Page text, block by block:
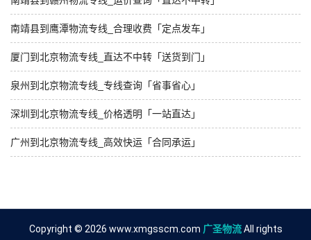
南靖县到鹰潭物流专线_合理收费「定点发车」
厦门到北京物流专线_直达不中转「送货到门」
泉州到北京物流专线_专线查询「省事省心」
深圳到北京物流专线_价格透明「一站直达」
广州到北京物流专线_高效快运「合同承运」
Copyright © 2026 www.xmgsscm.com 广圣物流All rights